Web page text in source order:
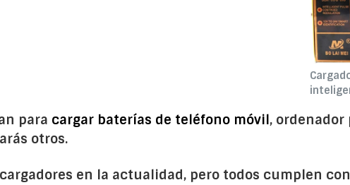
para cargar baterías de teléfono móvil,
otros.
en la actualidad, pero todos cumplen